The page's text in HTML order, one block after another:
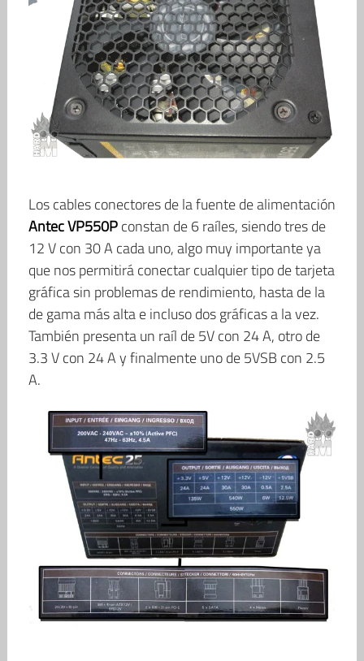
Los cables conectores de la fuente de alimentación
Antec VP550Pconstan de 6 raíles, siendo tres de
12 V con 30 A cada uno, algo muy importante ya
que nos permitirá conectar cualquier tipo de tarjeta
gráfica sin problemas de rendimiento, hasta de la
de gama más alta e incluso dos gráficas a la vez.
También presenta un raíl de 5V con 24 A, otro de
3.3 V con 24 A y finalmente uno de 5VSB con 2.5
A.